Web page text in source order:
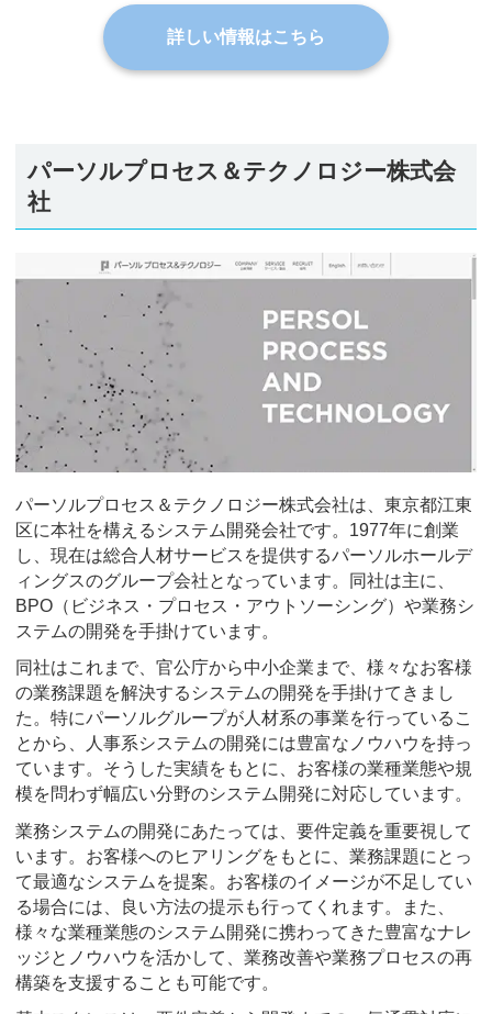
詳しい情報はこちら
パーソルプロセス＆テクノロジー株式会
社
パーソルプロセス＆テクノロジー株式会社は、東京都江東
区に本社を構えるシステム開発会社です。1977年に創業
し、現在は総合人材サービスを提供するパーソルホールデ
ィングスのグループ会社となっています。同社は主に、
BPO（ビジネス・プロセス・アウトソーシング）や業務シ
ステムの開発を手掛けています。
同社はこれまで、官公庁から中小企業まで、様々なお客様
の業務課題を解決するシステムの開発を手掛けてきまし
た。特にパーソルグループが人材系の事業を行っているこ
とから、人事系システムの開発には豊富なノウハウを持っ
ています。そうした実績をもとに、お客様の業種業態や規
模を問わず幅広い分野のシステム開発に対応しています。
業務システムの開発にあたっては、要件定義を重要視して
います。お客様へのヒアリングをもとに、業務課題にとっ
て最適なシステムを提案。お客様のイメージが不足してい
る場合には、良い方法の提示も行ってくれます。また、
様々な業種業態のシステム開発に携わってきた豊富なナレ
ッジとノウハウを活かして、業務改善や業務プロセスの再
構築を支援することも可能です。